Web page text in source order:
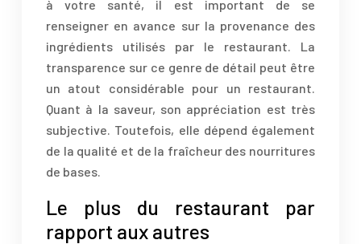
à votre santé, il est important de se
renseigner en avance sur la provenance des
ingrédients utilisés par le restaurant. La
transparence sur ce genre de détail peut être
un atout considérable pour un restaurant.
Quant à la saveur, son appréciation est très
subjective. Toutefois, elle dépend également
de la qualité et de la fraîcheur des nourritures
de bases.
Le plus du restaurant par
rapport aux autres